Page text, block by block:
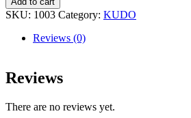
универс.
красная
1003
quantity
SKU: 1003 Category: KUDO
Reviews (0)
Reviews
There are no reviews yet.